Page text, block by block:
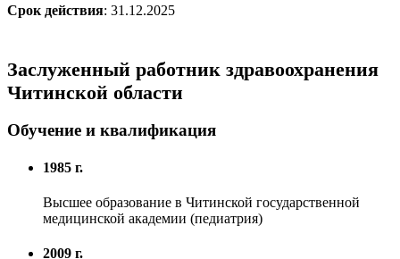
Срок действия: 31.12.2025
Заслуженный работник здравоохранения
Читинской области
Обучение и квалификация
1985 г.
Высшее образование в Читинской государственной
медицинской академии (педиатрия)
2009 г.